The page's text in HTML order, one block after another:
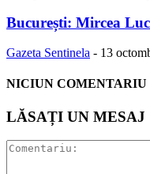
București: Mircea
Gazeta Sentinela - 13
NICIUN COMENTARIU
LĂSAȚI UN MESAJ